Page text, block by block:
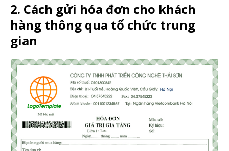
2. Cách gửi hóa đơn cho khách
hàng thông qua tổ chức trung
gian